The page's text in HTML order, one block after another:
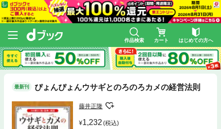
作品検索 カート はじめての方へ
最新刊 ぴょんぴょんウサギとのろのろカメの経営法則
藤井正隆
1,232 (税込)